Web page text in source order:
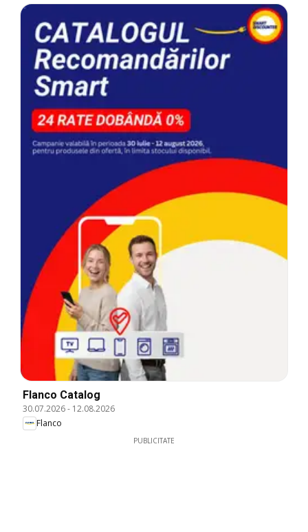
Flanco Catalog
30.07.2026- 12.08.2026
Flanco
PUBLICITATE